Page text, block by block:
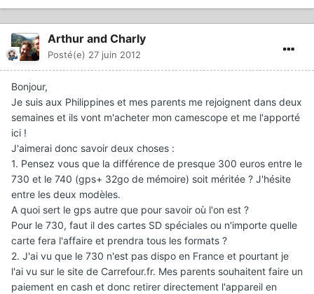
Arthur and Charly
Posté(e) 27 juin 2012
Bonjour,
Je suis aux Philippines et mes parents me rejoignent dans deux
semaines et ils vont m'acheter mon camescope et me l'apporté
ici !
J'aimerai donc savoir deux choses :
1. Pensez vous que la différence de presque 300 euros entre le
730 et le 740 (gps+ 32go de mémoire) soit méritée ? J'hésite
entre les deux modèles.
A quoi sert le gps autre que pour savoir où l'on est ?
Pour le 730, faut il des cartes SD spéciales ou n'importe quelle
carte fera l'affaire et prendra tous les formats ?
2. J'ai vu que le 730 n'est pas dispo en France et pourtant je
l'ai vu sur le site de Carrefour.fr. Mes parents souhaitent faire un
paiement en cash et donc retirer directement l'appareil en